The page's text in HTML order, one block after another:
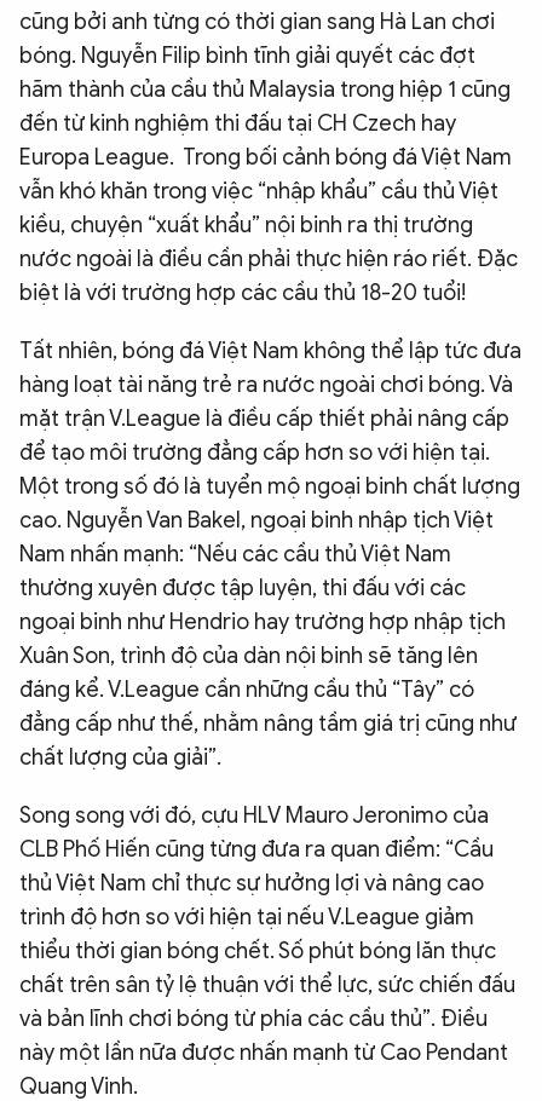
cũng bởi anh từng có thời gian sang Hà Lan chơi
bóng. Nguyễn Filip bình tĩnh giải quyết các đợt
hãm thành của cầu thủ Malaysia trong hiệp 1 cũng
đến từ kinh nghiệm thi đấu tại CH Czech hay
Europa League. Trong bối cảnh bóng đá Việt Nam
vẫn khó khăn trong việc “nhập khẩu” cầu thủ Việt
kiều, chuyện “xuất khẩu” nội binh ra thị trường
nước ngoài là điều cần phải thực hiện ráo riết. Đặc
biệt là với trường hợp các cầu thủ 18-20 tuổi!
Tất nhiên, bóng đá Việt Nam không thể lập tức đưa
hàng loạt tài năng trẻ ra nước ngoài chơi bóng. Và
mặt trận V.League là điều cấp thiết phải nâng cấp
để tạo môi trường đẳng cấp hơn so với hiện tại.
Một trong số đó là tuyển mộ ngoại binh chất lượng
cao. Nguyễn Van Bakel, ngoại binh nhập tịch Việt
Nam nhấn mạnh: “Nếu các cầu thủ Việt Nam
thường xuyên được tập luyện, thi đấu với các
ngoại binh như Hendrio hay trường hợp nhập tịch
Xuân Son, trình độ của dàn nội binh sẽ tăng lên
đáng kể. V.League cần những cầu thủ “Tây” có
đẳng cấp như thế, nhằm nâng tầm giá trị cũng như
chất lượng của giải”.
Song song với đó, cựu HLV Mauro Jeronimo của
CLB Phố Hiến cũng từng đưa ra quan điểm: “Cầu
thủ Việt Nam chỉ thực sự hưởng lợi và nâng cao
trình độ hơn so với hiện tại nếu V.League giảm
thiểu thời gian bóng chết. Số phút bóng lăn thực
chất trên sân tỷ lệ thuận với thể lực, sức chiến đấu
và bản lĩnh chơi bóng từ phía các cầu thủ”. Điều
này một lần nữa được nhấn mạnh từ Cao Pendant
Quang Vinh.